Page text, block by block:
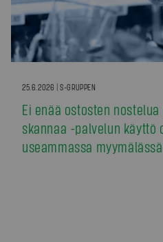
25.6.2026 | S-GRUPPEN
Ei enää ostosten
skannaa -palvelun käyttö
useammassa